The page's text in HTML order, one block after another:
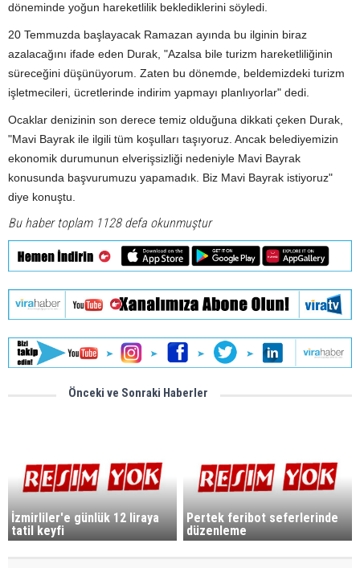
döneminde yoğun hareketlilik beklediklerini söyledi.
20 Temmuzda başlayacak Ramazan ayında bu ilginin biraz
azalacağını ifade eden Durak, "Azalsa bile turizm hareketliliğinin
süreceğini düşünüyorum. Zaten bu dönemde, beldemizdeki turizm
işletmecileri, ücretlerinde indirim yapmayı planlıyorlar" dedi.
Ocaklar denizinin son derece temiz olduğuna dikkati çeken Durak,
"Mavi Bayrak ile ilgili tüm koşulları taşıyoruz. Ancak belediyemizin
ekonomik durumunun elverişsizliği nedeniyle Mavi Bayrak
konusunda başvurumuzu yapamadık. Biz Mavi Bayrak istiyoruz"
diye konuştu.
Bu haber toplam 1128 defa okunmuştur
Önceki ve Sonraki Haberler
İzmirliler'e günlük 12 liraya
tatil keyfi
Pertek feribot seferlerinde
düzenleme